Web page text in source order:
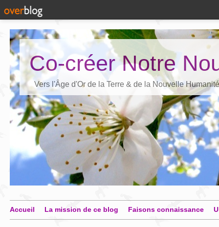
Co-créer Notre
Vers l'Âge d'Or de la Terre & de la Nouvelle Humanité
Accueil La mission de ce blog Faisons connaissance